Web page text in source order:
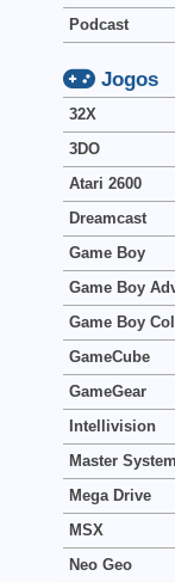
Podcast
Jogos
32X
3DO
Atari 2600
Dreamcast
Game Boy
Game Boy
Game Boy
GameCube
GameGear
Intellivision
Master System
Mega Drive
MSX
Neo Geo